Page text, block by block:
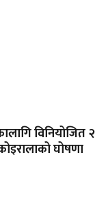
विनियोजित २
घोषणा